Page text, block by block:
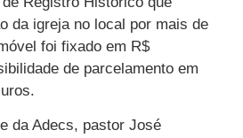
da igreja no local por mais de
foi fixado em R$
de parcelamento em
da Adecs, pastor José